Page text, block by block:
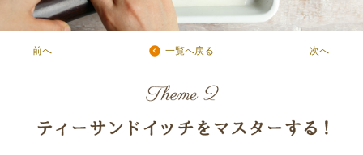
ニュースリリース
IR情報
前へ 一覧へ戻る 次へ